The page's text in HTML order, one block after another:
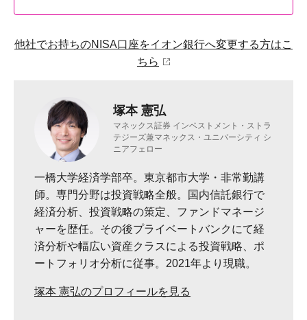
他社でお持ちのNISA口座をイオン銀行へ変更する方はこ
ちら
塚本 憲弘
マネックス証券 インベストメント・ストラ
テジーズ兼マネックス・ユニバーシティ シ
ニアフェロー
一橋大学経済学部卒。東京都市大学・非常勤講
師。専門分野は投資戦略全般。国内信託銀行で
経済分析、投資戦略の策定、ファンドマネージ
ャーを歴任。その後プライベートバンクにて経
済分析や幅広い資産クラスによる投資戦略、ポ
ートフォリオ分析に従事。2021年より現職。
塚本 憲弘のプロフィールを見る